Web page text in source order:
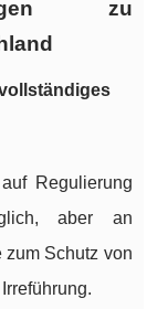
zu
Regulierung
aber an
Schutz von